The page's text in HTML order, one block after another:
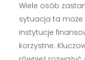
Wiele osób
sytuacja ta może
instytucje
korzystne.